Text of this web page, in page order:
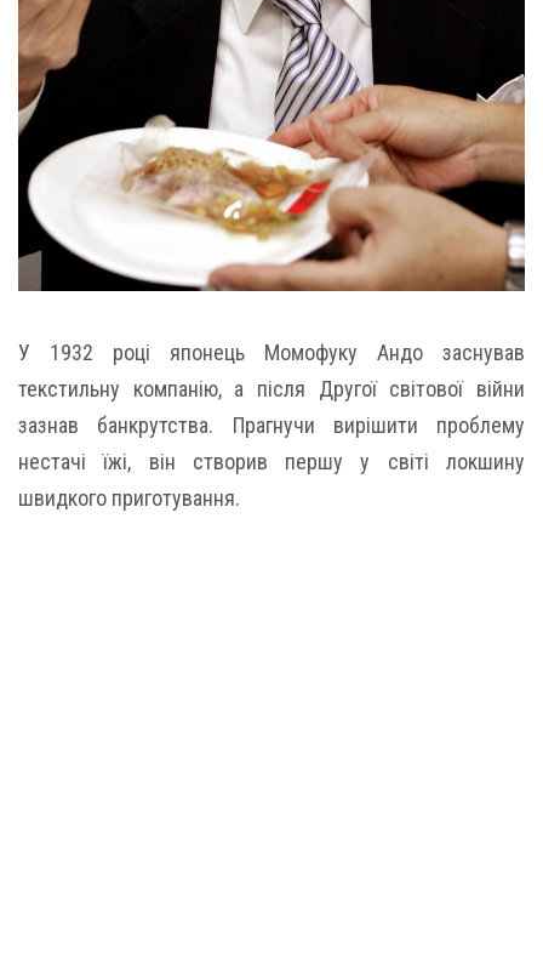
У 1932 році японець Момофуку Андо заснував
текстильну компанію, а після Другої світової війни
зазнав банкрутства. Прагнучи вирішити проблему
нестачі їжі, він створив першу у світі локшину
швидкого приготування.